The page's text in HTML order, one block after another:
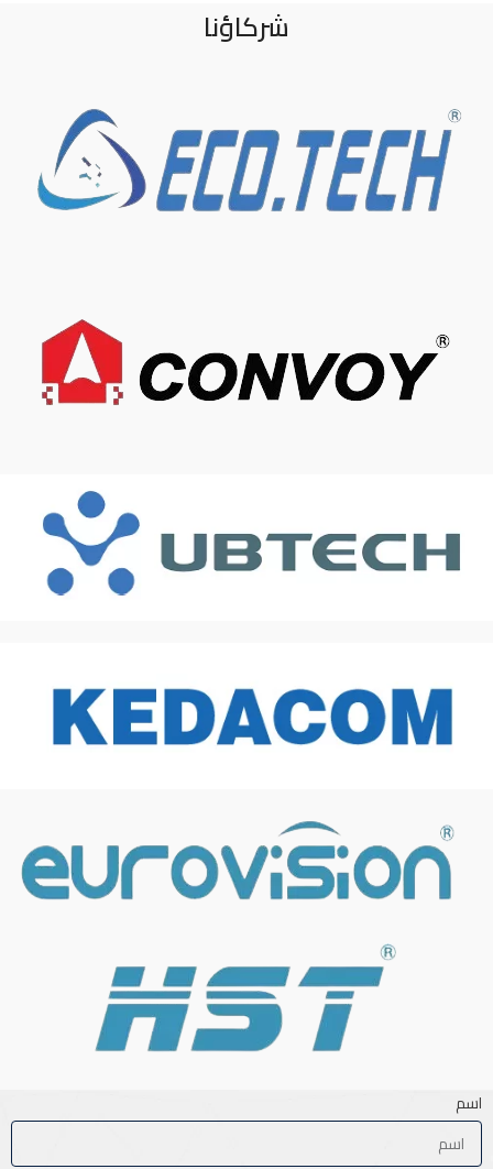
شركاؤنا
اسم